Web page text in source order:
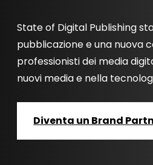
State of Digital Publishing
pubblicazione e una nuova
professionisti dei media
nuovi media e nella
Diventa un Brand